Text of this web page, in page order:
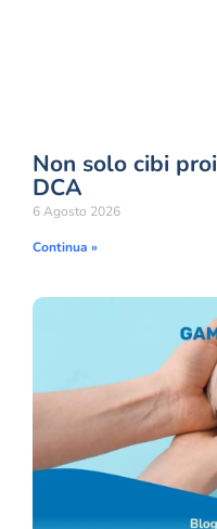
Non solo cibi
DCA
6 Agosto 2026
Continua »